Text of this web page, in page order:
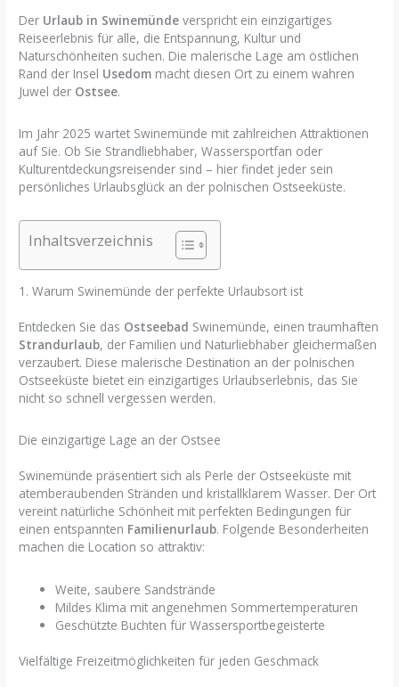
Der Urlaub in Swinemünde verspricht ein einzigartiges
Reiseerlebnis für alle, die Entspannung, Kultur und
Naturschönheiten suchen. Die malerische Lage am östlichen
Rand der Insel Usedom macht diesen Ort zu einem wahren
Juwel der Ostsee.
Im Jahr 2025 wartet Swinemünde mit zahlreichen Attraktionen
auf Sie. Ob Sie Strandliebhaber, Wassersportfan oder
Kulturentdeckungsreisender sind – hier findet jeder sein
persönliches Urlaubsglück an der polnischen Ostseeküste.
Inhaltsverzeichnis
1. Warum Swinemünde der perfekte Urlaubsort ist
Entdecken Sie das Ostseebad Swinemünde, einen traumhaften
Strandurlaub, der Familien und Naturliebhaber gleichermaßen
verzaubert. Diese malerische Destination an der polnischen
Ostseeküste bietet ein einzigartiges Urlaubserlebnis, das Sie
nicht so schnell vergessen werden.
Die einzigartige Lage an der Ostsee
Swinemünde präsentiert sich als Perle der Ostseeküste mit
atemberaubenden Stränden und kristallklarem Wasser. Der Ort
vereint natürliche Schönheit mit perfekten Bedingungen für
einen entspannten Familienurlaub. Folgende Besonderheiten
machen die Location so attraktiv:
Weite, saubere Sandstrände
Mildes Klima mit angenehmen Sommertemperaturen
Geschützte Buchten für Wassersportbegeisterte
Vielfältige Freizeitmöglichkeiten für jeden Geschmack